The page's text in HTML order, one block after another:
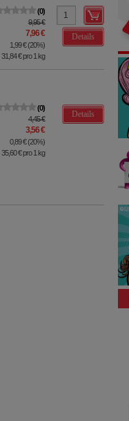
0
9,95 €
7,96 €
1,99 €(20%)
31,84 €pro 1 kg
Details
0
4,45 €
3,56 €
0,89 €(20%)
35,60 €pro 1 kg
Details